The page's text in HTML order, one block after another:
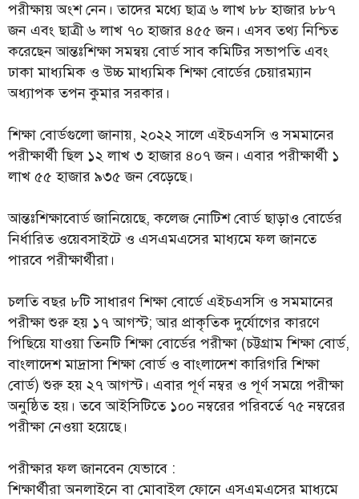
পরীক্ষায় অংশ নেন। তাদের মধ্যে ছাত্র ৬ লাখ ৮৮ হাজার ৮৮৭
জন এবং ছাত্রী ৬ লাখ ৭০ হাজার ৪৫৫ জন। এসব তথ্য নিশ্চিত
করেছেন আন্তঃশিক্ষা সমন্বয় বোর্ড সাব কমিটির সভাপতি এবং
ঢাকা মাধ্যমিক ও উচ্চ মাধ্যমিক শিক্ষা বোর্ডের চেয়ারম্যান
অধ্যাপক তপন কুমার সরকার।
শিক্ষা বোর্ডগুলো জানায়, ২০২২ সালে এইচএসসি ও সমমানের
পরীক্ষার্থী ছিল ১২ লাখ ৩ হাজার ৪০৭ জন। এবার পরীক্ষার্থী ১
লাখ ৫৫ হাজার ৯৩৫ জন বেড়েছে।
আন্তঃশিক্ষাবোর্ড জানিয়েছে, কলেজ নোটিশ বোর্ড ছাড়াও বোর্ডের
নির্ধারিত ওয়েবসাইটে ও এসএমএসের মাধ্যমে ফল জানতে
পারবে পরীক্ষার্থীরা।
চলতি বছর ৮টি সাধারণ শিক্ষা বোর্ডে এইচএসসি ও সমমানের
পরীক্ষা শুরু হয় ১৭ আগস্ট; আর প্রাকৃতিক দুর্যোগের কারণে
পিছিয়ে যাওয়া তিনটি শিক্ষা বোর্ডের পরীক্ষা (চট্টগ্রাম শিক্ষা বোর্ড,
বাংলাদেশ মাদ্রাসা শিক্ষা বোর্ড ও বাংলাদেশ কারিগরি শিক্ষা
বোর্ড) শুরু হয় ২৭ আগস্ট। এবার পূর্ণ নম্বর ও পূর্ণ সময়ে পরীক্ষা
অনুষ্ঠিত হয়। তবে আইসিটিতে ১০০ নম্বরের পরিবর্তে ৭৫ নম্বরের
পরীক্ষা নেওয়া হয়েছে।
পরীক্ষার ফল জানবেন যেভাবে :
শিক্ষার্থীরা অনলাইনে বা মোবাইল ফোনে এসএমএসের মাধ্যমে